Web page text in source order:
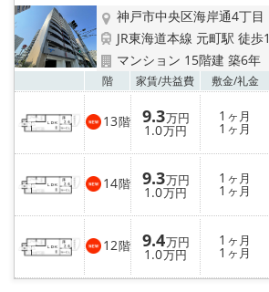
神戸市中央区海岸通4丁目
JR東海道本線 元町駅 徒歩
マンション 15階建 築6年
階 家賃/共益費 敷金/礼金
13階 9.3万円
1.0万円
1 ヶ月
1 ヶ月
14階 9.3万円
1.0万円
1 ヶ月
1 ヶ月
12階 9.4万円
1.0万円
1 ヶ月
1 ヶ月